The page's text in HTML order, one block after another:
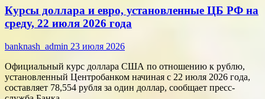
финансы:
скорость
против
переплат
Курсы доллара и евро, установленные ЦБ РФ на
среду, 22 июля 2026 года
banknash_admin 23 июля 2026
Официальный курс доллара США по отношению к рублю,
установленный Центробанком начиная с 22 июля 2026 года,
составляет 78,554 рубля за один доллар, сообщает пресс-